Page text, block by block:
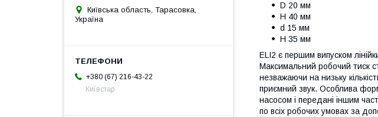
D 20 мм
H 40 мм
d 15 мм
H 35 мм
ELI2 є першим випуском
Максимальний робочий тиск
незважаючи на низьку
приємний звук. Особлива
насосом і передані іншим
по всіх робочих умовах за
Київська область, Тарасовка,
Україна
+380 (67) 216-43-22
Київстар